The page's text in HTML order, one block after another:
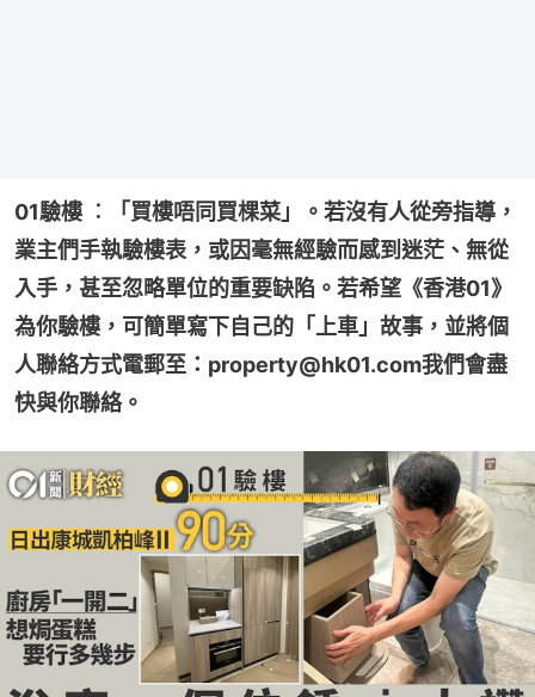
01驗樓 ︰「買樓唔同買棵菜」。若沒有人從旁指導，
業主們手執驗樓表，或因毫無經驗而感到迷茫、無從
入手，甚至忽略單位的重要缺陷。若希望《香港01》
為你驗樓，可簡單寫下自己的「上車」故事，並將個
人聯絡方式電郵至：property@hk01.com我們會盡
快與你聯絡。